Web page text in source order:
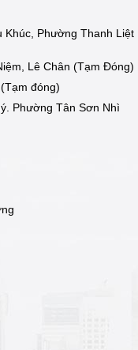
Khúc, Phường Thanh Liệt
Lê Chân (Tạm Đóng)
đóng)
Phường Tân Sơn Nhì